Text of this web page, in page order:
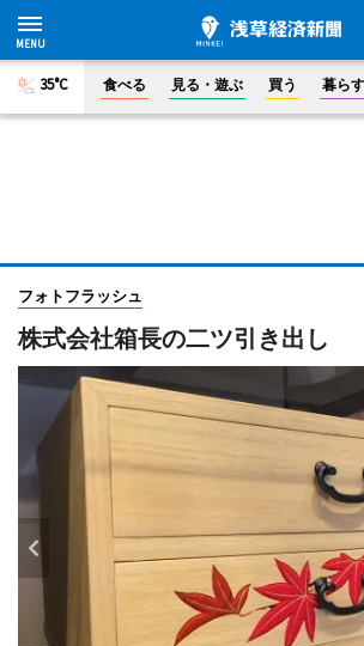
35°C 食べる 見る・遊ぶ 買う 暮ら
フォトフラッシュ
株式会社箱長の二ツ引き出し